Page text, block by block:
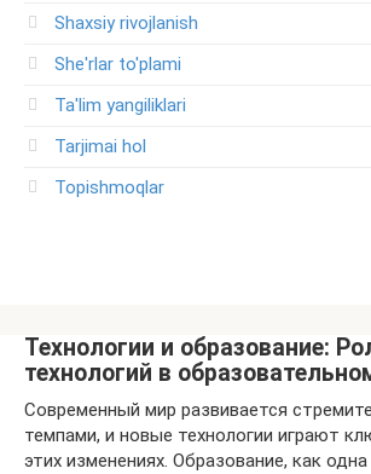
Shaxsiy rivojlanish
She'rlar to'plami
Ta'lim yangiliklari
Tarjimai hol
Topishmoqlar
Технологии и образование:
технологий в
Современный мир развивается
темпами, и новые технологии играют
этих изменениях. Образование, как